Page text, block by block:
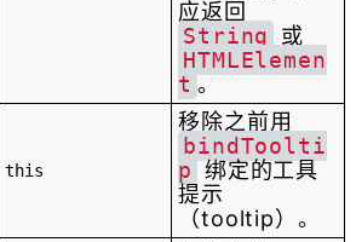
应返回
String
或
HTMLElemen
t 。
this
移除之前用
bindToolti
p 绑定的工具
提示
（tooltip）。